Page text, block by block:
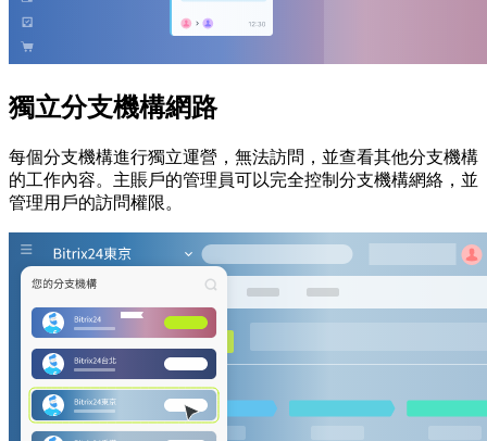
獨立分支機構網路
每個分支機構進行獨立運營，無法訪問，並查看其他分支機構
的工作內容。主賬戶的管理員可以完全控制分支機構網絡，並
管理用戶的訪問權限。